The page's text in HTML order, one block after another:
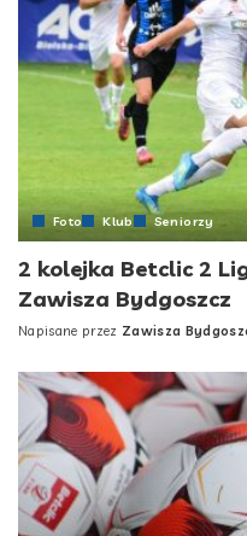
Foto Klub Seniorzy
2 kolejka Betclic 2
Zawisza Bydgoszcz
Posted
Napisane przez Zawisza